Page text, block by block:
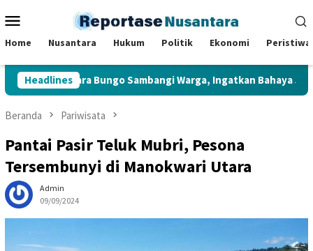
ke
Mobile
Home Nusantara Hukum Politik Ekonomi Peristiwa
Headlines
Muara Bungo Sambangi Warga, Ingatkan Bahaya Judi
Beranda Pariwisata
Pantai Pasir Teluk Mubri, Pesona
Tersembunyi di Manokwari Utara
Admin
09/09/2024